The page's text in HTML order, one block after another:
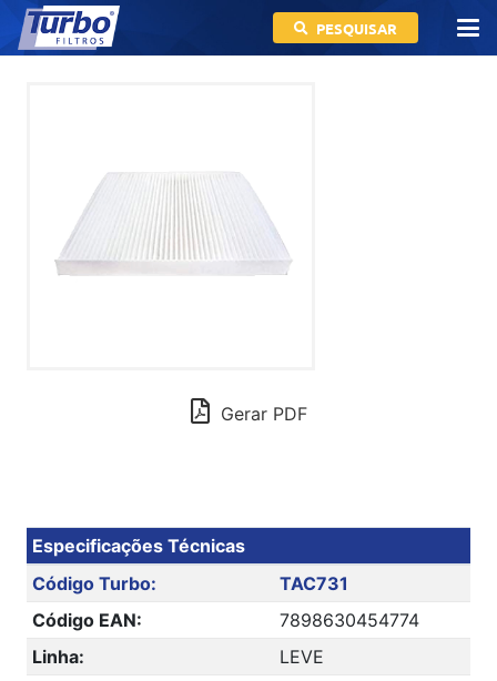
PESQUISAR
Gerar PDF
Especificações Técnicas
Código Turbo:
TAC731
Código EAN:
7898630454774
Linha:
LEVE